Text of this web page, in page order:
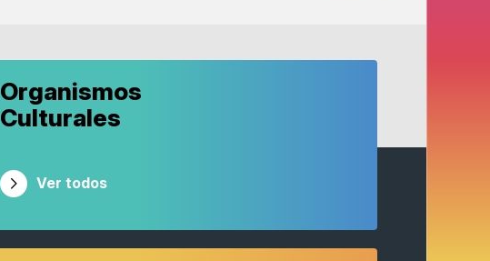
Organismos
Culturales
Ver todos